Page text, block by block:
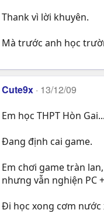
Thank vì lời khuyên.
Mà trước anh học
Cute9x 13/12/09
Em học THPT Hòn
Đang định cai game.
Em chơi game tràn
nhưng vẫn nghiện PC
Đi học xong cơm nước